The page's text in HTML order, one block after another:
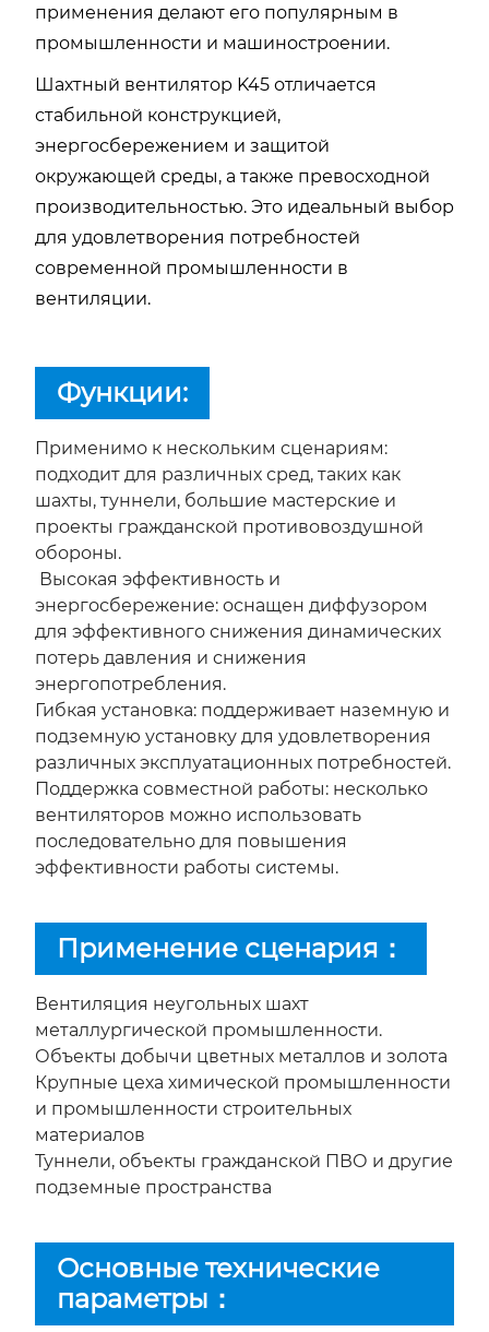
применения делают его популярным в
промышленности и машиностроении.
Шахтный вентилятор K45 отличается
стабильной конструкцией,
энергосбережением и защитой
окружающей среды, а также превосходной
производительностью. Это идеальный выбор
для удовлетворения потребностей
современной промышленности в
вентиляции.
Функции:
Применимо к нескольким сценариям:
подходит для различных сред, таких как
шахты, туннели, большие мастерские и
проекты гражданской противовоздушной
обороны.
Высокая эффективность и
энергосбережение: оснащен диффузором
для эффективного снижения динамических
потерь давления и снижения
энергопотребления.
Гибкая установка: поддерживает наземную и
подземную установку для удовлетворения
различных эксплуатационных потребностей.
Поддержка совместной работы: несколько
вентиляторов можно использовать
последовательно для повышения
эффективности работы системы.
Применение сценария：
Вентиляция неугольных шахт
металлургической промышленности.
Объекты добычи цветных металлов и золота
Крупные цеха химической промышленности
и промышленности строительных
материалов
Туннели, объекты гражданской ПВО и другие
подземные пространства
Основные технические
параметры：